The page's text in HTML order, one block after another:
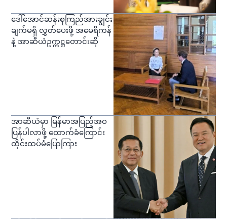
ဒေါ်အောင်ဆန်းစုကြည်အားချွင်း
ချက်မရှိ လွှတ်ပေးဖို့ အမေရိကန်
နဲ့ အာဆီယံဥက္ကဋ္ဌတောင်းဆို
အာဆီယံမှာ မြန်မာအပြည့်အဝ
ပြန်ပါလာဖို့ ထောက်ခံကြောင်း
ထိုင်းထပ်မံပြောကြား